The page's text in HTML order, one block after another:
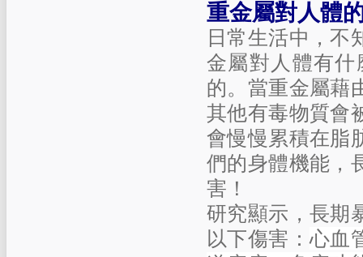
重金屬對人體
日常生活中，不
金屬對人體有
的。當重金屬藉
其他有毒物質會
會慢慢累積在脂
們的身體機能，
害！
研究顯示，長期
以下傷害：心血